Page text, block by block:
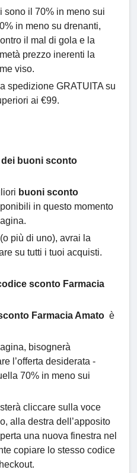
sono il 70% in meno sui
in meno su drenanti,
il mal di gola e la
prezzo inerenti la
viso.
spedizione GRATUITA su
ai €99.
buoni sconto
buoni sconto
in questo momento
più di uno), avrai la
su tutti i tuoi acquisti.
sconto Farmacia
Farmacia Amato è
bisognerà
l’offerta desiderata -
70% in meno sui
cliccare sulla voce
alla destra dell’apposito
una nuova finestra nel
copiare lo stesso codice